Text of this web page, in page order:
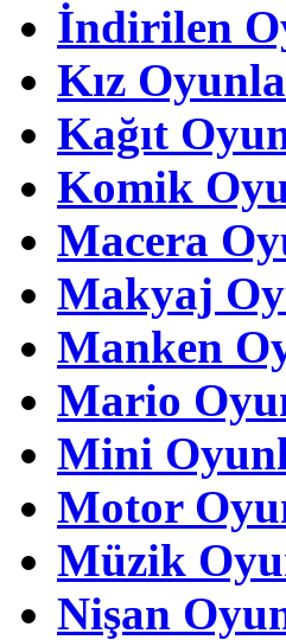
İndirilen
Kız
Kağıt
Komik
Macera
Makyaj
Manken
Mario
Mini
Motor
Müzik
Nişan